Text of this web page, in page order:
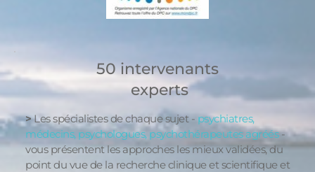
50 intervenants
experts
> Les spécialistes de chaque sujet - psychiatres,
médecins, psychologues, psychothérapeutes agréés -
vous présentent les approches les mieux validées, du
point du vue de la recherche clinique et scientifique et